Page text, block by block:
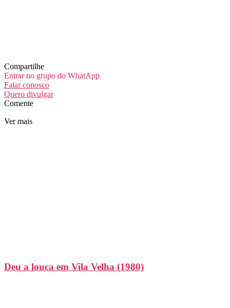
Compartilhe
Entrar no grupo do WhatApp
Falar conosco
Quero divulgar
Comente
Ver mais
Deu a louca em Vila Velha (1980)